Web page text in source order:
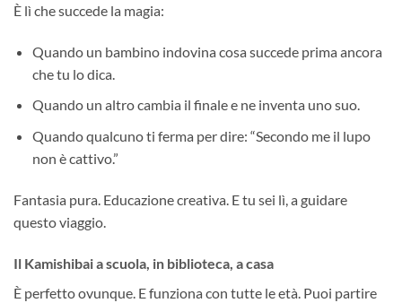
È lì che succede la magia:
Quando un bambino indovina cosa succede prima ancora
che tu lo dica.
Quando un altro cambia il finale e ne inventa uno suo.
Quando qualcuno ti ferma per dire: “Secondo me il lupo
non è cattivo.”
Fantasia pura. Educazione creativa. E tu sei lì, a guidare
questo viaggio.
Il Kamishibai a scuola, in biblioteca, a casa
È perfetto ovunque. E funziona con tutte le età. Puoi partire